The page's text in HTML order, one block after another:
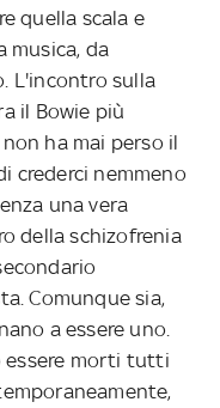
quella scala e
musica, da
L'incontro sulla
il Bowie più
ha mai perso il
crederci nemmeno
una vera
della schizofrenia
Comunque sia,
a essere uno.
essere morti tutti